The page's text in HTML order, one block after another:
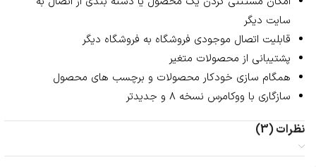
سایت دیگر
قابلیت اتصال موجودی فروشگاه به فروشگاه دیگر
پشتیبانی از محصولات متغیر
همگام سازی خودکار محصولات و برچسب های محصول
سازگاری با ووکامرس نسخه 8 و جدیدتر
نظرات (3)